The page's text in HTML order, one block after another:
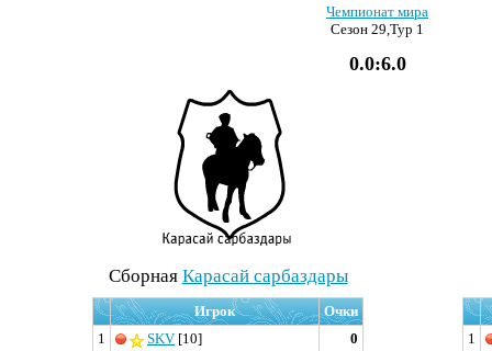
Чемпионат мира
Сезон 29,Тур 1
0.0:6.0
Cборная Карасай сарбаздары
Игрок
Очки
1
SKV [10] 0 1